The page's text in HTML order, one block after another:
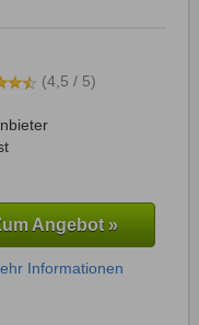
(4,5 / 5)
Angebot »
Informationen